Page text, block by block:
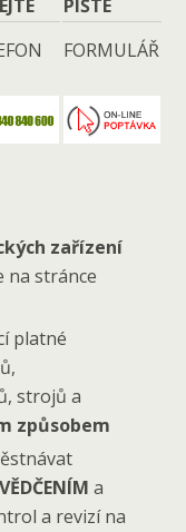
PIŠTE
FORMULÁŘ
zařízení
na stránce
platné
strojů a
způsobem
a
a revizí na